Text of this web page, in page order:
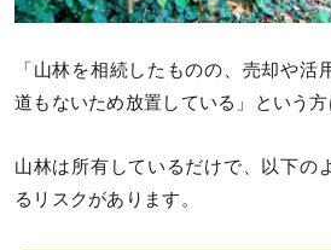
「山林を相続したものの、売却や活
道もないため放置している」という方
山林は所有しているだけで、以下の
るリスクがあります。